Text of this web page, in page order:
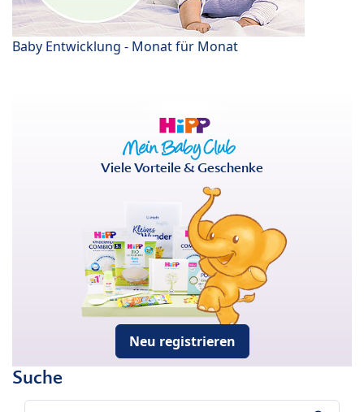
Baby Entwicklung - Monat für Monat
Viele Vorteile & Geschenke
Neu registrieren
Suche